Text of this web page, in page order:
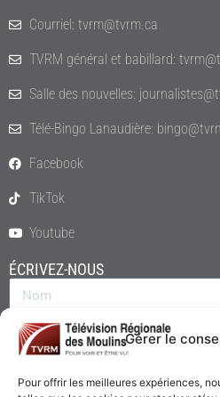
Gérer le
Pour offrir les meilleures expériences,
Courriel: tvrm@tvrm.ca
TVRM général et babillard:
Salle des nouvelles:
Télé-Bingo Lanaudière:
Facebook
TikTok
Youtube
ÉCRIVEZ-NOUS